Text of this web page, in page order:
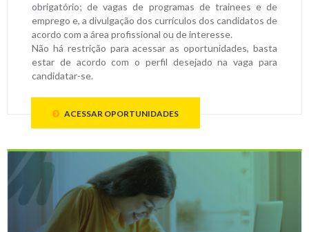
obrigatório; de vagas de programas de trainees e de
emprego e, a divulgação dos currículos dos candidatos de
acordo com a área profissional ou de interesse.
Não há restrição para acessar as oportunidades, basta
estar de acordo com o perfil desejado na vaga para
candidatar-se.
ACESSAR OPORTUNIDADES